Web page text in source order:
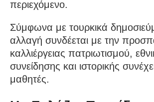
περιεχόμενο.
Σύμφωνα με τουρκικά
αλλαγή συνδέεται με την
καλλιέργειας πατριωτισμού,
συνείδησης και ιστορικής
μαθητές.